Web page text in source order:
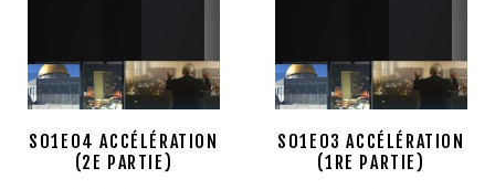
S01E04 ACCÉLÉRATION
(2E PARTIE)
S01E03 ACCÉLÉRATION
(1RE PARTIE)